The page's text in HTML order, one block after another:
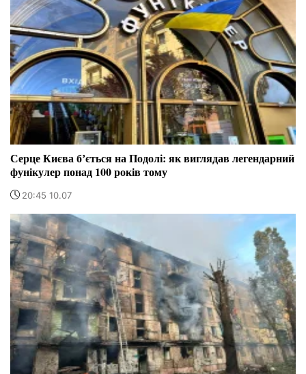
Серце Києва бʼється на Подолі: як виглядав легендарний
фунікулер понад 100 років тому
20:45 10.07